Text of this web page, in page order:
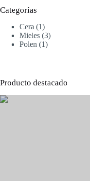
Categorías
Cera 11
producto
Mieles 33
Polen 11
Producto destacado